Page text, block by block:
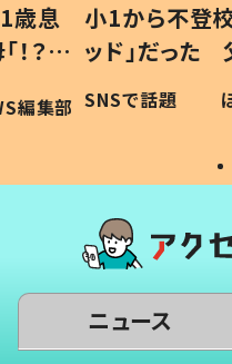
歳息
？」
編集部
小1から不登
ッド」だった
作り続ける
#令和の子
SNSで話題
ニュース